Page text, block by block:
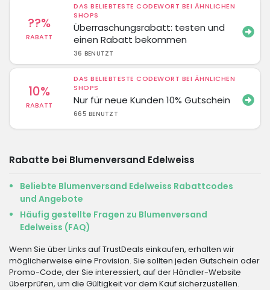
??%
RABATT
DAS BELIEBTESTE CODEWORT BEI ÄHNLICHEN
SHOPS
Überraschungsrabatt: testen und
einen Rabatt bekommen
36 BENUTZT
10%
RABATT
DAS BELIEBTESTE CODEWORT BEI ÄHNLICHEN
SHOPS
Nur für neue Kunden 10% Gutschein
665 BENUTZT
Rabatte bei Blumenversand Edelweiss
Beliebte Blumenversand Edelweiss Rabattcodes
und Angebote
Häufig gestellte Fragen zu Blumenversand
Edelweiss (FAQ)
Wenn Sie über Links auf TrustDeals einkaufen, erhalten wir
möglicherweise eine Provision. Sie sollten jeden Gutschein oder
Promo-Code, der Sie interessiert, auf der Händler-Website
überprüfen, um die Gültigkeit vor dem Kauf sicherzustellen.